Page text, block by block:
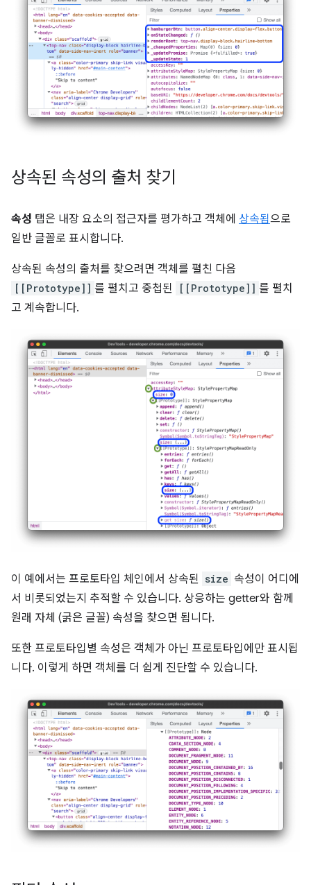
상속된 속성의 출처 찾기
속성 탭은 내장 요소의 접근자를 평가하고 객체에 상속됨으로
일반 글꼴로 표시합니다.
상속된 속성의 출처를 찾으려면 객체를 펼친 다음
[[Prototype]] 를 펼치고 중첩된 [[Prototype]] 를 펼치
고 계속합니다.
이 예에서는 프로토타입 체인에서 상속된 size 속성이 어디에
서 비롯되었는지 추적할 수 있습니다. 상응하는 getter와 함께
원래 자체 (굵은 글꼴) 속성을 찾으면 됩니다.
또한 프로토타입별 속성은 객체가 아닌 프로토타입에만 표시됩
니다. 이렇게 하면 객체를 더 쉽게 진단할 수 있습니다.